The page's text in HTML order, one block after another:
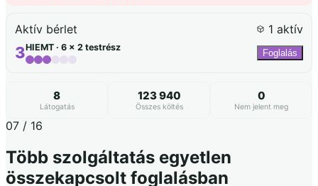
Aktív bérlet 1 aktív
3HIEMT · 6 × 2 testrész
Foglalás
8
Látogatás
123 940
Összes költés
0
Nem jelent meg
07 / 16
Több szolgáltatás egyetlen
összekapcsolt foglalásban